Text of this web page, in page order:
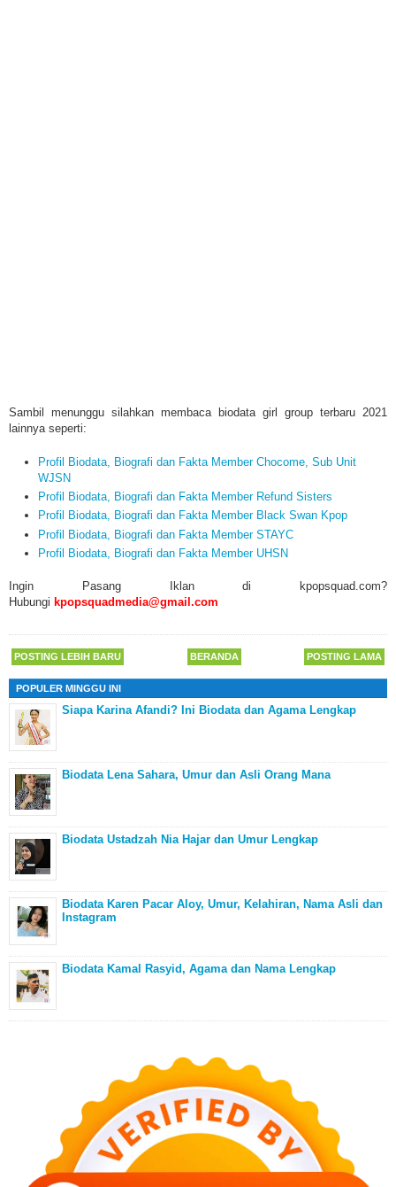
Sambil menunggu silahkan membaca biodata girl group terbaru 2021
lainnya seperti:
Profil Biodata, Biografi dan Fakta Member Chocome, Sub Unit
WJSN
Profil Biodata, Biografi dan Fakta Member Refund Sisters
Profil Biodata, Biografi dan Fakta Member Black Swan Kpop
Profil Biodata, Biografi dan Fakta Member STAYC
Profil Biodata, Biografi dan Fakta Member UHSN
Ingin Pasang Iklan di kpopsquad.com?
Hubungi kpopsquadmedia@gmail.com
POSTING LEBIH BARU POSTING LAMA
BERANDA
POPULER MINGGU INI
Siapa Karina Afandi? Ini Biodata dan Agama Lengkap
Biodata Lena Sahara, Umur dan Asli Orang Mana
Biodata Ustadzah Nia Hajar dan Umur Lengkap
Biodata Karen Pacar Aloy, Umur, Kelahiran, Nama Asli dan
Instagram
Biodata Kamal Rasyid, Agama dan Nama Lengkap